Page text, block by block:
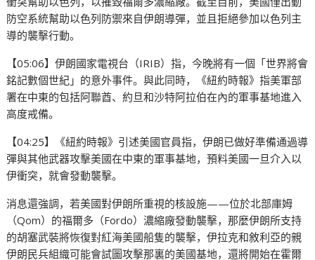
防空系統幫助以色列防禦來自伊朗導彈，並且拒絕參加以色列主
導的襲擊行動。
【05:06】伊朗國家電視台（IRIB）指，今晚將有一個「世界將會
銘記數個世紀」的意外事件。與此同時，《紐約時報》指美軍部
署在中東的包括阿聯酋、約旦和沙特阿拉伯在內的軍事基地進入
高度戒備。
【04:25】《紐約時報》引述美國官員指，伊朗已做好準備通過導
彈與其他武器攻擊美國在中東的軍事基地，預料美國一旦介入以
伊衝突，就會發動襲擊。
消息還強調，若美國對伊朗所重視的核設施——位於北部庫姆
（Qom）的福爾多（Fordo）濃縮廠發動襲擊，那麼伊朗所支持
的胡塞武裝將恢復對紅海美國船隻的襲擊，伊拉克和敘利亞的親
伊朗民兵組織可能會試圖攻擊那裏的美國基地，還將開始在霍爾